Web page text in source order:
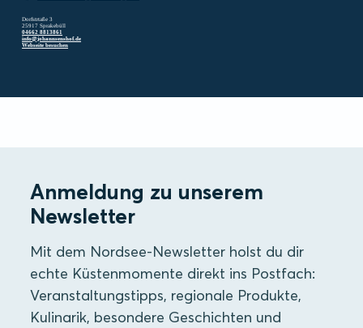
Dorfstrtaße 3
25917 Sprakebüll
04662 8813861
info@johannsenshof.de
Webseite besuchen
Anmeldung zu unserem
Newsletter
Mit dem Nordsee-Newsletter holst du dir
echte Küstenmomente direkt ins Postfach:
Veranstaltungstipps, regionale Produkte,
Kulinarik, besondere Geschichten und